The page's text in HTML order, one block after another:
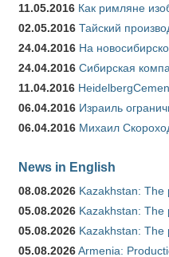
11.05.2016 Как римляне
02.05.2016 Тайский
24.04.2016 На
24.04.2016 Сибирская
11.04.2016
06.04.2016 Израиль
06.04.2016 Михаил
News in English
08.08.2026 Kazakhstan:
05.08.2026 Kazakhstan:
05.08.2026 Kazakhstan: The
05.08.2026Armenia: